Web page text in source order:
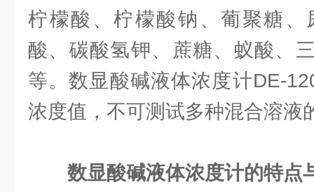
柠檬酸、柠檬酸钠、葡聚糖、
酸、碳酸氢钾、蔗糖、蚁酸、
等。数显酸碱液体浓度计DE-
浓度值，不可测试多种混合溶液
数显酸碱液体浓度计的特点